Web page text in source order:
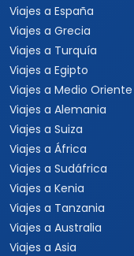
Viajes a España
Viajes a Grecia
Viajes a Turquía
Viajes a Egipto
Viajes a Medio Oriente
Viajes a Alemania
Viajes a Suiza
Viajes a África
Viajes a Sudáfrica
Viajes a Kenia
Viajes a Tanzania
Viajes a Australia
Viajes a Asia